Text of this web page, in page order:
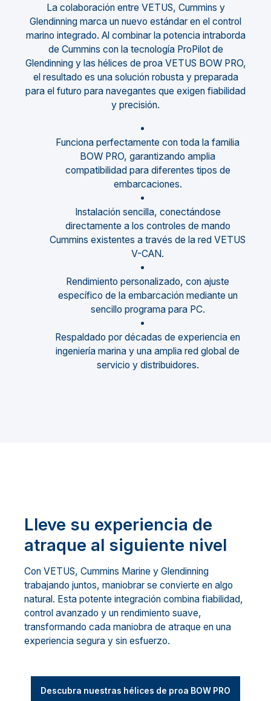
La colaboración entre VETUS, Cummins y
Glendinning marca un nuevo estándar en el control
marino integrado. Al combinar la potencia intraborda
de Cummins con la tecnología ProPilot de
Glendinning y las hélices de proa VETUS BOW PRO,
el resultado es una solución robusta y preparada
para el futuro para navegantes que exigen fiabilidad
y precisión.
Funciona perfectamente con toda la familia
BOW PRO, garantizando amplia
compatibilidad para diferentes tipos de
embarcaciones.
Instalación sencilla, conectándose
directamente a los controles de mando
Cummins existentes a través de la red VETUS
V-CAN.
Rendimiento personalizado, con ajuste
específico de la embarcación mediante un
sencillo programa para PC.
Respaldado por décadas de experiencia en
ingeniería marina y una amplia red global de
servicio y distribuidores.
Lleve su experiencia de
atraque al siguiente nivel
Con VETUS, Cummins Marine y Glendinning
trabajando juntos, maniobrar se convierte en algo
natural. Esta potente integración combina fiabilidad,
control avanzado y un rendimiento suave,
transformando cada maniobra de atraque en una
experiencia segura y sin esfuerzo.
Descubra nuestras hélices de proa BOW PRO